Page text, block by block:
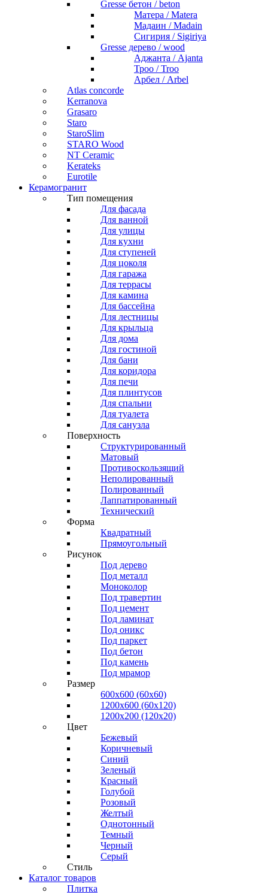
Gresse бетон / beton
Матера / Matera
Мадаин / Madain
Сигирия / Sigiriya
Gresse дерево / wood
Аджанта / Ajanta
Троо / Troo
Арбел / Arbel
Atlas concorde
Kerranova
Grasaro
Staro
StaroSlim
STARO Wood
NT Ceramic
Kerateks
Eurotile
Керамогранит
Тип помещения
Для фасада
Для ванной
Для улицы
Для кухни
Для ступеней
Для цоколя
Для гаража
Для террасы
Для камина
Для бассейна
Для лестницы
Для крыльца
Для дома
Для гостиной
Для бани
Для коридора
Для печи
Для плинтусов
Для спальни
Для туалета
Для санузла
Поверхность
Структурированный
Матовый
Противоскользящий
Неполированный
Полированный
Лаппатированный
Технический
Форма
Квадратный
Прямоугольный
Рисунок
Под дерево
Под металл
Моноколор
Под травертин
Под цемент
Под ламинат
Под оникс
Под паркет
Под бетон
Под камень
Под мрамор
Размер
600х600 (60х60)
1200х600 (60х120)
1200х200 (120x20)
Цвет
Бежевый
Коричневый
Синий
Зеленый
Красный
Голубой
Розовый
Желтый
Однотонный
Темный
Черный
Серый
Стиль
Каталог товаров
Плитка